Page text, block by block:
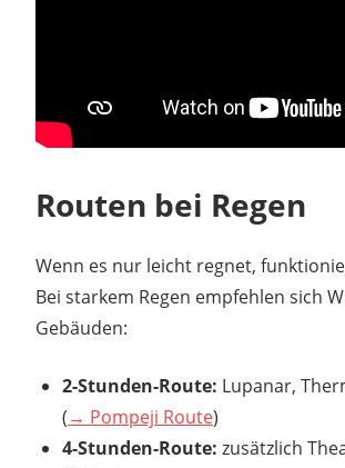
Routen bei Regen
Wenn es nur leicht regnet,
Bei starkem Regen empfehlen sich
Gebäuden:
2-Stunden-Route: Lupanar,
(→ Pompeji Route)
4-Stunden-Route: zusätzlich